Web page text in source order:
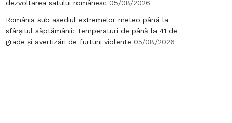
dezvoltarea satului românesc 05/08/2026
România sub asediul extremelor meteo până la
sfârșitul săptămânii: Temperaturi de până la 41 de
grade și avertizări de furtuni violente 05/08/2026